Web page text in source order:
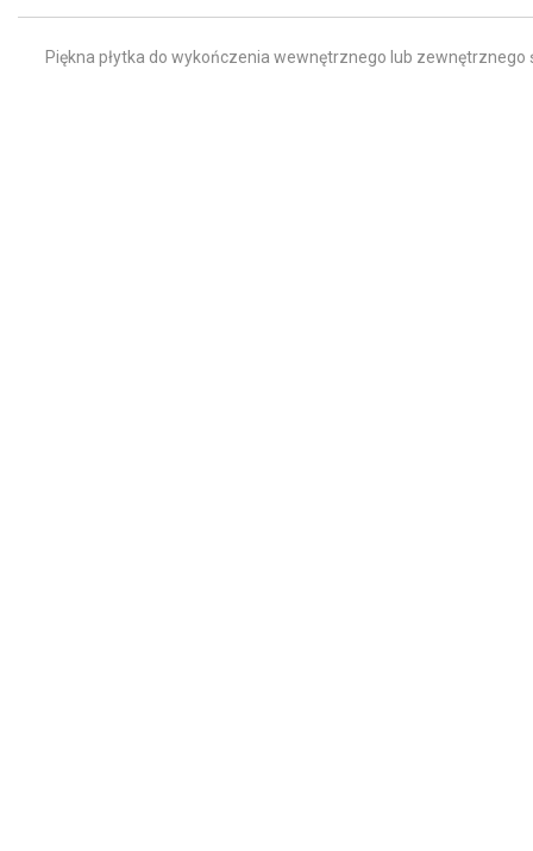
Piękna płytka do wykończenia wewnętrznego lub